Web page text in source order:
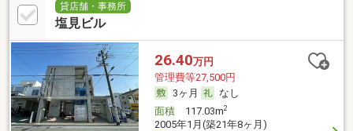
貸店舗・事務所
塩見ビル
26.40万円
管理費等27,500円
3ヶ月
なし
面積117.03m2
2005年1月(築21年8ヶ月)